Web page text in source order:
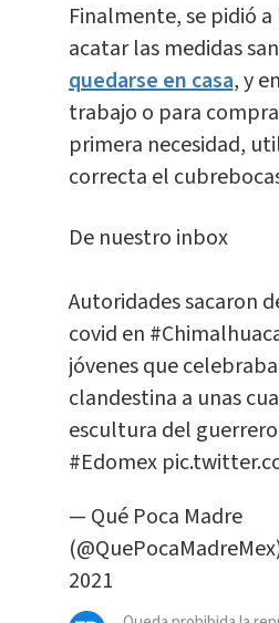
Finalmente, se pidió
acatar las medidas
quedarse en casa, y
trabajo o para
primera necesidad,
correcta el
De nuestro inbox
Autoridades sacaron
covid en
jóvenes que
clandestina a unas
escultura del
#Edomex
— Qué Poca Madre
2021